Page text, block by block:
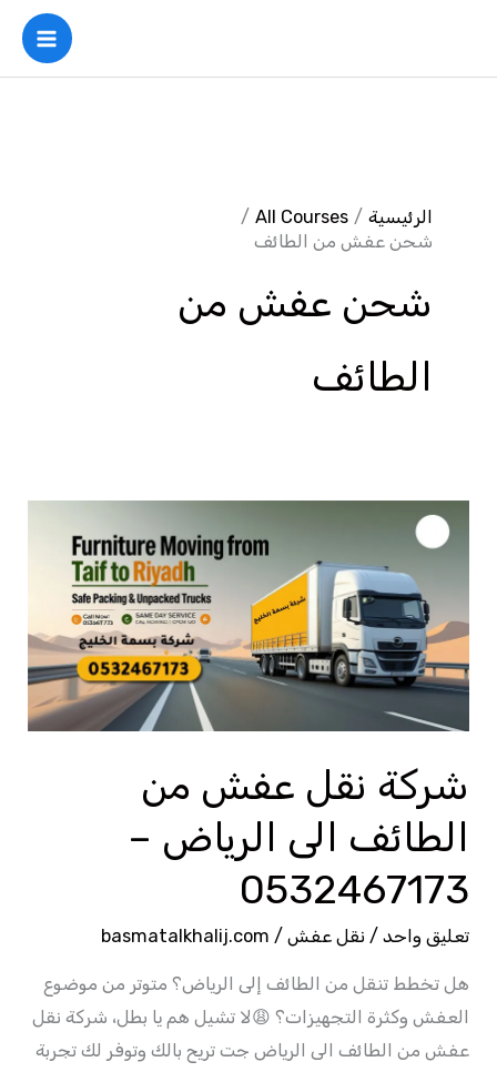
المحتوى
الرئيسية
All Courses
شحن عفش من الطائف
شحن عفش من
الطائف
شركة نقل عفش من
الطائف الى الرياض –
0532467173
تعليق واحد / نقل عفش /
basmatalkhalij.com
هل تخطط تنقل من الطائف إلى الرياض؟ متوتر من موضوع
العفش وكثرة التجهيزات؟ 😩لا تشيل هم يا بطل، شركة نقل
عفش من الطائف الى الرياض جت تريح بالك وتوفر لك تجربة
شركة
نقل
الطائف
الى
الرياض
0532467173